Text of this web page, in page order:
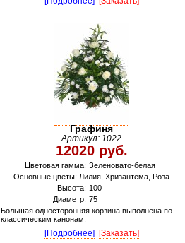
Графиня
Артикул: 1022
12020 руб.
Цветовая гамма: Зеленовато-белая
Основные цветы: Лилия, Хризантема, Роза
Высота: 100
Диаметр: 75
Большая односторонняя корзина выполнена по
классическим канонам.
[Подробнее] [Заказать]